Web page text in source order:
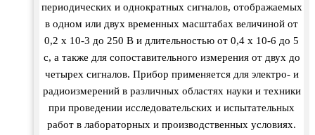
периодических и однократных сигналов, отображаемых
в одном или двух временных масштабах величиной от
0,2 х 10-3 до 250 В и длительностью от 0,4 х 10-6 до 5
с, а также для сопоставительного измерения от двух до
четырех сигналов. Прибор применяется для электро- и
радиоизмерений в различных областях науки и техники
при проведении исследовательских и испытательных
работ в лабораторных и производственных условиях.